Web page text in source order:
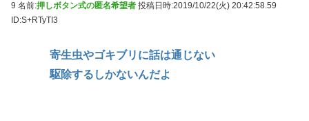
9 名前:押しボタン式の匿名希望者 投稿日時:2019/10/22(火) 20:42:58.59
ID:S+RTyTI3
寄生虫やゴキブリに話は通じない
駆除するしかないんだよ